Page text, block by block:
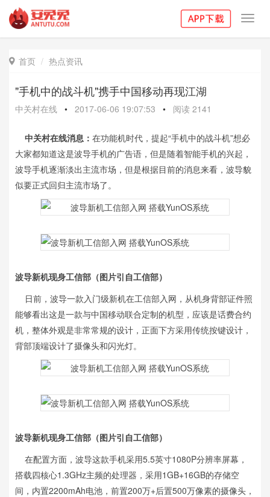
 首页 热点资讯
"手机中的战斗机"携手中国移动再现江湖
中关村在线 • 2017-06-06 19:07:53 • 阅读 2141
中关村在线消息： 在功能机时代，提起“手机中的战斗机”想必
大家都知道这是波导手机的广告语，但是随着智能手机的兴起，
波导手机逐渐淡出主流市场，但是根据目前的消息来看，波导貌
似要正式回归主流市场了。
波导新机现身工信部（图片引自工信部）
日前，波导一款入门级新机在工信部入网，从机身背部证件照
能够看出这是一款与中国移动联合定制的机型，应该是话费合约
机，整体外观是非常常规的设计，正面下方采用传统按键设计，
背部顶端设计了摄像头和闪光灯。
波导新机现身工信部（图片引自工信部）
在配置方面，波导这款手机采用5.5英寸1080P分辨率屏幕，
搭载四核心1.3GHz主频的处理器，采用1GB+16GB的存储空
间，内置2200mAh电池，前置200万+后置500万像素的摄像头，